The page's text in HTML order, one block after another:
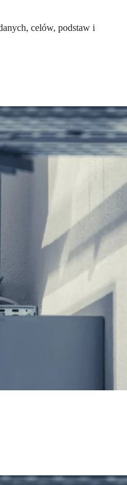
celów, podstaw i